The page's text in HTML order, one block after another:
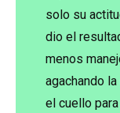
solo su
dio el
menos
agachando
el cuello